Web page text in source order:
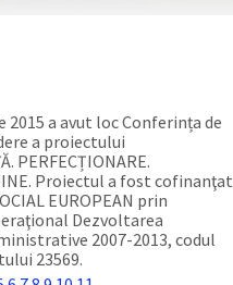
2015 a avut loc Conferința de
a proiectului
PERFECȚIONARE.
Proiectul a fost cofinanţat
EUROPEAN prin
Dezvoltarea
2007-2013, codul
23569.